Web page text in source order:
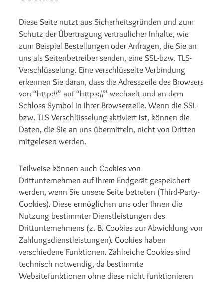
Diese Seite nutzt aus Sicherheitsgründen und zum
Schutz der Übertragung vertraulicher Inhalte, wie
zum Beispiel Bestellungen oder Anfragen, die Sie an
uns als Seitenbetreiber senden, eine SSL-bzw. TLS-
Verschlüsselung. Eine verschlüsselte Verbindung
erkennen Sie daran, dass die Adresszeile des Browsers
von “http://” auf “https://” wechselt und an dem
Schloss-Symbol in Ihrer Browserzeile. Wenn die SSL-
bzw. TLS-Verschlüsselung aktiviert ist, können die
Daten, die Sie an uns übermitteln, nicht von Dritten
mitgelesen werden.
Teilweise können auch Cookies von
Drittunternehmen auf Ihrem Endgerät gespeichert
werden, wenn Sie unsere Seite betreten (Third-Party-
Cookies). Diese ermöglichen uns oder Ihnen die
Nutzung bestimmter Dienstleistungen des
Drittunternehmens (z. B. Cookies zur Abwicklung von
Zahlungsdienstleistungen). Cookies haben
verschiedene Funktionen. Zahlreiche Cookies sind
technisch notwendig, da bestimmte
Websitefunktionen ohne diese nicht funktionieren